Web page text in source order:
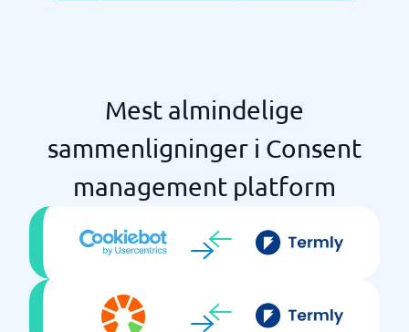
Mest almindelige
sammenligninger i Consent
management platform